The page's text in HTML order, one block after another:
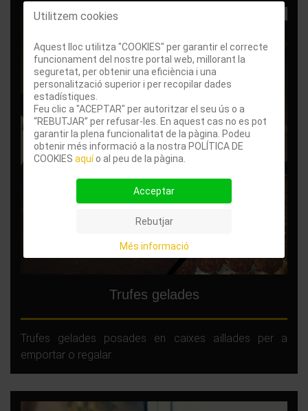
Trufes gelades
Trufes gelades posades en caixes aïllades per a
emportar o regalar.
Utilitzem cookies
Aquest lloc utilitza "COOKIES" per garantir el correcte
funcionament del nostre portal web, millorant la
seguretat, per obtenir una eficiència i una
personalització superior i per recopilar dades
estadístiques.
Feu clic a "ACEPTAR" per autoritzar el seu ús o a
“REBUTJAR” per refusar-les. En aquest cas no es pot
garantir la plena funcionalitat de la pàgina. Podeu
obtenir més informació a la nostra POLÍTICA DE
COOKIES aquío al peu de la pàgina.
Acceptar
Rebutjar
Més informació